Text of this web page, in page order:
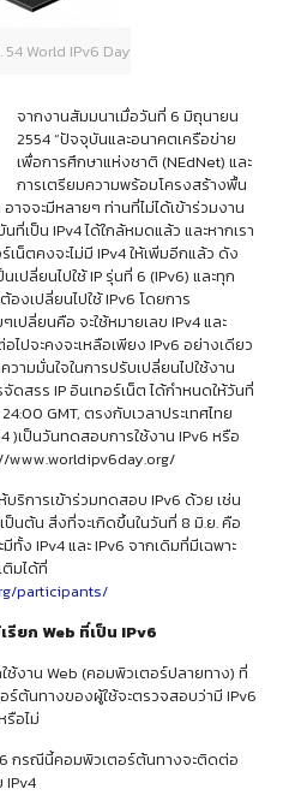
54 World IPv6 Day
จากงานสัมมนาเมื่อวันที่ 6 มิถุนายน
2554 “ปัจจุบันและอนาคตเครือข่าย
เพื่อการศึกษาแห่งชาติ (NEdNet) และ
การเตรียมความพร้อมโครงสร้างพื้น
าจจะมีหลายๆ ท่านที่ไม่ได้เข้าร่วมงาน
ที่เป็น IPv4 ได้ใกล้หมดแล้ว และหากเรา
น็ตคงจะไม่มี IPv4 ให้เพิ่มอีกแล้ว ดัง
เปลี่ยนไปใช้ IP รุ่นที่ 6 (IPv6) และทุก
งเปลี่ยนไปใช้ IPv6 โดยการ
ปลี่ยนคือ จะใช้หมายเลข IPv4 และ
ไปจะคงจะเหลือเพียง IPv6 อย่างเดียว
ามมั่นใจในการปรับเปลี่ยนไปใช้งาน
ดสรร IP อินเทอร์เน็ต ได้กำหนดให้วันที่
GMT, ตรงกับเวลาประเทศไทย
)เป็นวันทดสอบการใช้งาน IPv6 หรือ
www.worldipv6day.org/
บริการเข้าร่วมทดสอบ IPv6 ด้วย เช่น
นต้น สิ่งที่จะเกิดขึ้นในวันที่ 8 มิ.ย. คือ
ทั้ง IPv4 และ IPv6 จากเดิมที่มีเฉพาะ
มได้ที่
participants/
รียก Web ที่เป็น IPv6
ช้งาน Web (คอมพิวเตอร์ปลายทาง) ที่
ร์ต้นทางของผู้ใช้จะตรวจสอบว่ามี IPv6
อไม่
กรณีนี้คอมพิวเตอร์ต้นทางจะติดต่อ